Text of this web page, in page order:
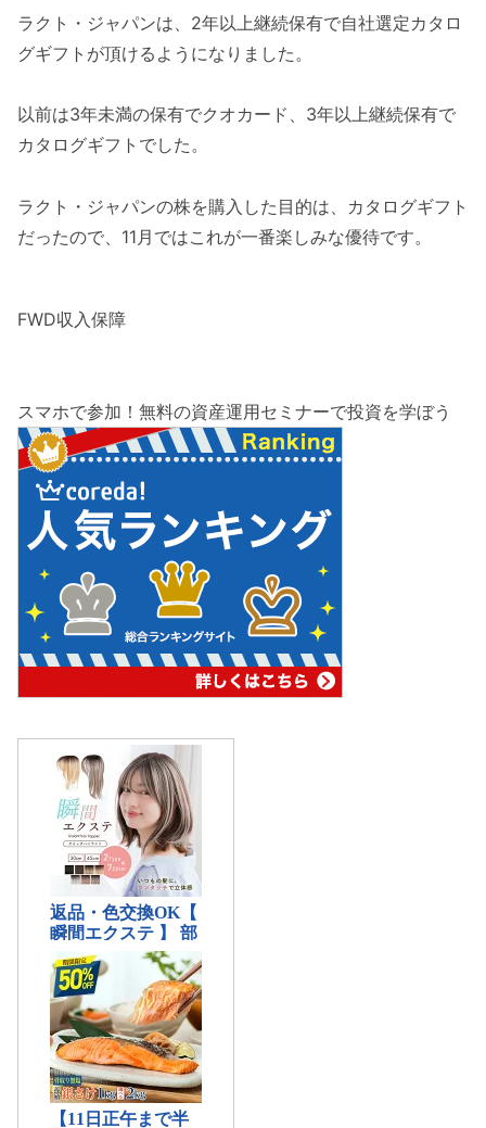
ラクト・ジャパンは、2年以上継続保有で自社選定カタロ
グギフトが頂けるようになりました。
以前は3年未満の保有でクオカード、3年以上継続保有で
カタログギフトでした。
ラクト・ジャパンの株を購入した目的は、カタログギフト
だったので、11月ではこれが一番楽しみな優待です。
FWD収入保障
スマホで参加！無料の資産運用セミナーで投資を学ぼう